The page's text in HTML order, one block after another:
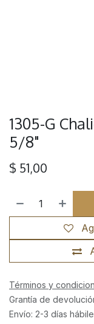
1305-G
5/8"
$ 51,00
Términos y
Grantía de
Envío: 2-3 días